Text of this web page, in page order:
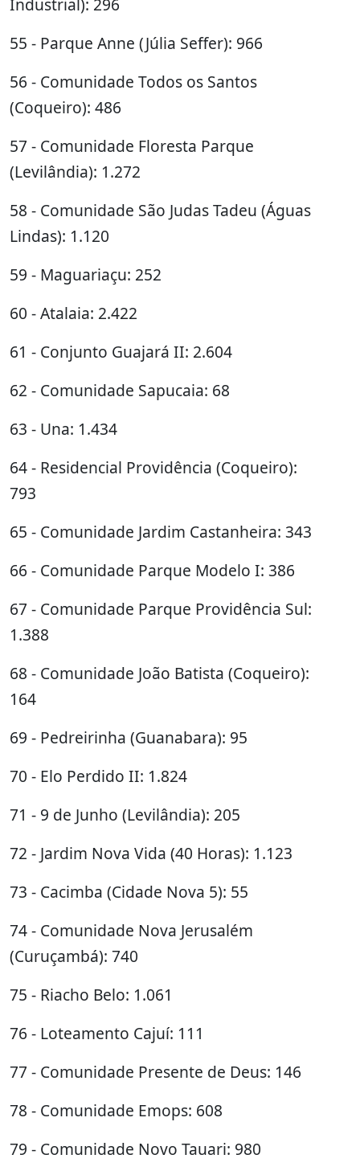
Industrial): 296
55 - Parque Anne (Júlia Seffer): 966
56 - Comunidade Todos os Santos
(Coqueiro): 486
57 - Comunidade Floresta Parque
(Levilândia): 1.272
58 - Comunidade São Judas Tadeu (Águas
Lindas): 1.120
59 - Maguariaçu: 252
60 - Atalaia: 2.422
61 - Conjunto Guajará II: 2.604
62 - Comunidade Sapucaia: 68
63 - Una: 1.434
64 - Residencial Providência (Coqueiro):
793
65 - Comunidade Jardim Castanheira: 343
66 - Comunidade Parque Modelo I: 386
67 - Comunidade Parque Providência Sul:
1.388
68 - Comunidade João Batista (Coqueiro):
164
69 - Pedreirinha (Guanabara): 95
70 - Elo Perdido II: 1.824
71 - 9 de Junho (Levilândia): 205
72 - Jardim Nova Vida (40 Horas): 1.123
73 - Cacimba (Cidade Nova 5): 55
74 - Comunidade Nova Jerusalém
(Curuçambá): 740
75 - Riacho Belo: 1.061
76 - Loteamento Cajuí: 111
77 - Comunidade Presente de Deus: 146
78 - Comunidade Emops: 608
79 - Comunidade Novo Tauari: 980